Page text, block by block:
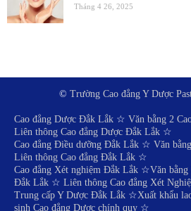
Tháng 4 26, 2025
© Trường Cao đẳng Y Dược
Cao đẳng Dược Đắk Lắk ☆ Văn bằng 2
Liên thông Cao đẳng Dược Đắk Lắk ☆
Cao đẳng Điều dưỡng Đắk Lắk ☆ Văn
Liên thông Cao đẳng Đắk Lắk ☆
Cao đẳng Xét nghiệm Đắk Lắk ☆Văn bằng
Đắk Lắk ☆ Liên thông Cao đẳng Xét
Trung cấp Y Dược Đắk Lắk ☆Xuất khẩu
sinh Cao đẳng Dược chính quy ☆